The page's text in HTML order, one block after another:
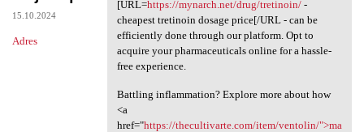
15.10.2024
Adres
[URL=https://mynarch.net/drug/tretinoin/-
cheapest tretinoin dosage price[/URL - can be
efficiently done through our platform. Opt to
acquire your pharmaceuticals online for a hassle-
free experience.
Battling inflammation? Explore more about how
<a
href="https://thecultivarte.com/item/ventolin/">ma